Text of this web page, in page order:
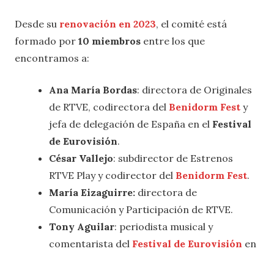
Desde su renovación en 2023, el comité está
formado por 10 miembros entre los que
encontramos a:
Ana María Bordas: directora de Originales
de RTVE, codirectora del Benidorm Fest y
jefa de delegación de España en el Festival
de Eurovisión.
César Vallejo: subdirector de Estrenos
RTVE Play y codirector del Benidorm Fest.
María Eizaguirre: directora de
Comunicación y Participación de RTVE.
Tony Aguilar: periodista musical y
comentarista del Festival de Eurovisión en